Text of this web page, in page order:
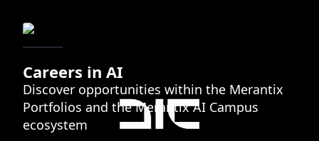
Careers in AI
Discover opportunities within the Merantix
Portfolios and the Merantix AI Campus
ecosystem